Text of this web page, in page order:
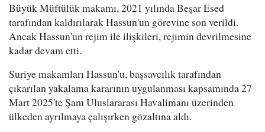
Büyük Müftülük makamı, 2021 yılında Beşar Esed
tarafından kaldırılarak Hassun'un görevine son verildi.
Ancak Hassun'un rejim ile ilişkileri, rejimin devrilmesine
kadar devam etti.
Suriye makamları Hassun'u, başsavcılık tarafından
çıkarılan yakalama kararının uygulanması kapsamında 27
Mart 2025'te Şam Uluslararası Havalimanı üzerinden
ülkeden ayrılmaya çalışırken gözaltına aldı.